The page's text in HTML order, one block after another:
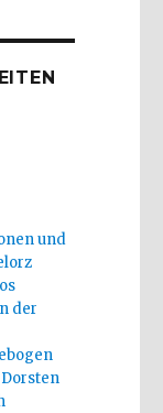
und
der